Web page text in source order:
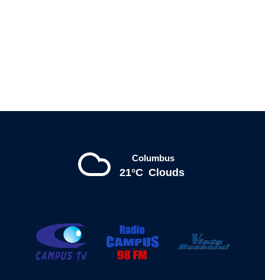
Columbus
21°C Clouds